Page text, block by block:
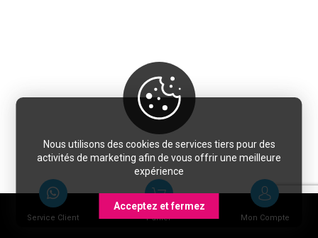
Service Client Panier Mon Compte
Nous utilisons des cookies de services tiers pour des
activités de marketing afin de vous offrir une meilleure
expérience
Acceptez et fermez